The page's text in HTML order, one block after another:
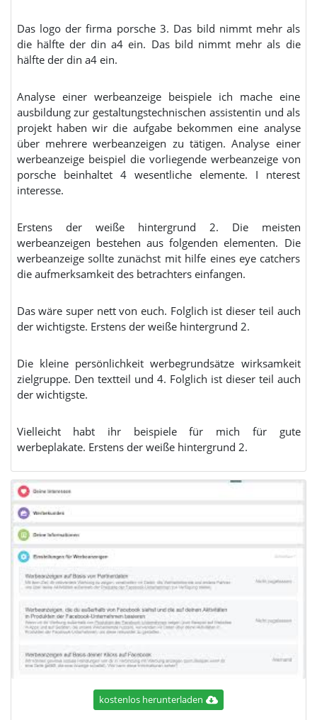
Das logo der firma porsche 3. Das bild nimmt mehr als
die hälfte der din a4 ein. Das bild nimmt mehr als die
hälfte der din a4 ein.
Analyse einer werbeanzeige beispiele ich mache eine
ausbildung zur gestaltungstechnischen assistentin und als
projekt haben wir die aufgabe bekommen eine analyse
über mehrere werbeanzeigen zu tätigen. Analyse einer
werbeanzeige beispiel die vorliegende werbeanzeige von
porsche beinhaltet 4 wesentliche elemente. I nterest
interesse.
Erstens der weiße hintergrund 2. Die meisten
werbeanzeigen bestehen aus folgenden elementen. Die
werbeanzeige sollte zunächst mit hilfe eines eye catchers
die aufmerksamkeit des betrachters einfangen.
Das wäre super nett von euch. Folglich ist dieser teil auch
der wichtigste. Erstens der weiße hintergrund 2.
Die kleine persönlichkeit werbegrundsätze wirksamkeit
zielgruppe. Den textteil und 4. Folglich ist dieser teil auch
der wichtigste.
Vielleicht habt ihr beispiele für mich für gute
werbeplakate. Erstens der weiße hintergrund 2.
kostenlos herunterladen